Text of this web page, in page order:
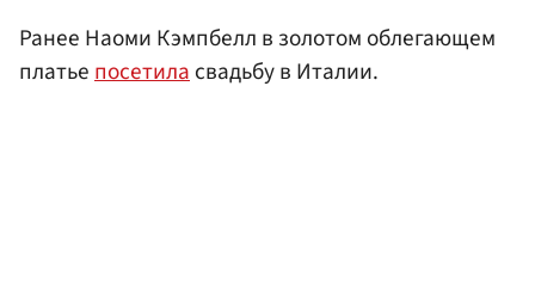
Ранее Наоми Кэмпбелл в золотом облегающем
платьепосетиласвадьбу в Италии.